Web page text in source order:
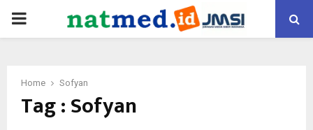
PRIMARY
Home Sofyan
Tag : Sofyan